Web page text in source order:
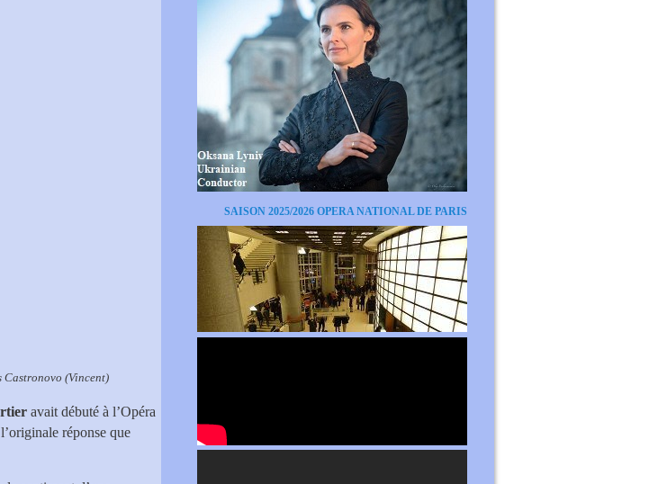
Castronovo (Vincent)
avait débuté à l’Opéra
réponse que
SAISON 2025/2026 OPERA NATIONAL DE PARIS